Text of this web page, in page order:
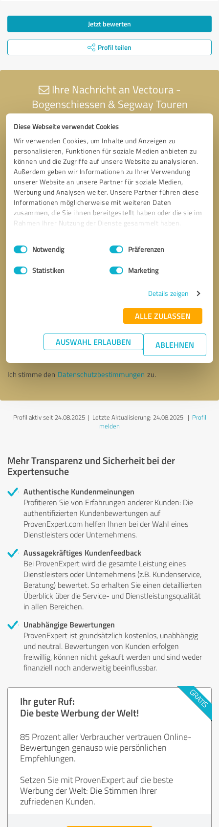
Diese Webseite verwendet Cookies
Wir verwenden Cookies, um Inhalte und Anzeigen zu
personalisieren, Funktionen für soziale Medien anbieten zu
können und die Zugriffe auf unsere Website zu analysieren.
Außerdem geben wir Informationen zu Ihrer Verwendung
unserer Website an unsere Partner für soziale Medien,
Werbung und Analysen weiter. Unsere Partner führen diese
Informationen möglicherweise mit weiteren Daten
zusammen, die Sie ihnen bereitgestellt haben oder die sie im
Rahmen Ihrer Nutzung der Dienste gesammelt haben.
Impressum Datenschutzbestimmungen
Einwilligungsauswahl
Notwendig Präferenzen
Statistiken Marketing
Details zeigen
ALLE ZULASSEN
AUSWAHL ERLAUBEN ABLEHNEN
Jetzt bewerten
Profil teilen
Ihre Nachricht an Vectoura -
Bogenschiessen & Segway Touren
* Erforderliche Angaben
Nachricht senden
Ich stimme den Datenschutzbestimmungen zu.
Profil aktiv seit 24.08.2025 | Letzte Aktualisierung: 24.08.2025| Profil
melden
Mehr Transparenz und Sicherheit bei der
Expertensuche
Authentische Kundenmeinungen
Profitieren Sie von Erfahrungen anderer Kunden: Die
authentifizierten Kundenbewertungen auf
ProvenExpert.com helfen Ihnen bei der Wahl eines
Dienstleisters oder Unternehmens.
Aussagekräftiges Kundenfeedback
Bei ProvenExpert wird die gesamte Leistung eines
Dienstleisters oder Unternehmens (z.B. Kundenservice,
Beratung) bewertet. So erhalten Sie einen detaillierten
Überblick über die Service- und Dienstleistungsqualität
in allen Bereichen.
Unabhängige Bewertungen
ProvenExpert ist grundsätzlich kostenlos, unabhängig
und neutral. Bewertungen von Kunden erfolgen
freiwillig, können nicht gekauft werden und sind weder
finanziell noch anderweitig beeinflussbar.
Ihr guter Ruf:
Die beste Werbung der Welt!
85 Prozent aller Verbraucher vertrauen Online-
Bewertungen genauso wie persönlichen
Empfehlungen.
Setzen Sie mit ProvenExpert auf die beste
Werbung der Welt: Die Stimmen Ihrer
zufriedenen Kunden.